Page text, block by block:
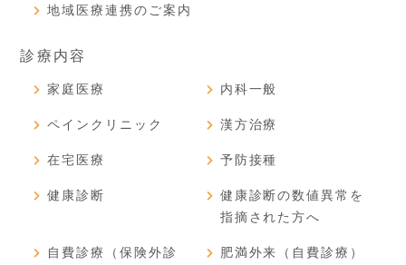
地域医療連携のご案内
診療内容
家庭医療 内科一般
ペインクリニック 漢方治療
在宅医療 予防接種
健康診断
健康診断の数値異常を
指摘された方へ
自費診療（保険外診
肥満外来（自費診療）